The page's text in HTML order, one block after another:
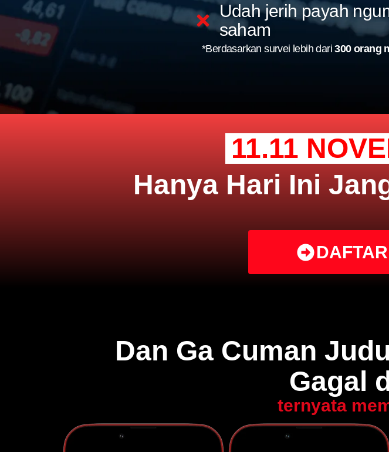
Udah jerih payah
saham
*Berdasarkan survei lebih dari300 orang
11.11
Hanya Hari Ini
Dan Ga Cuman
Gagal
ternyata